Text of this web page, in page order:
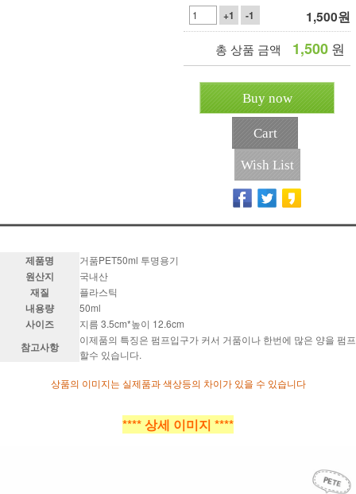
+1 -1 1,500원
총 상품 금액 1,500 원
Buy now
Cart
Wish List
제품명 거품PET50ml 투명용기
원산지 국내산
재질 플라스틱
내용량 50ml
사이즈 지름 3.5cm*높이 12.6cm
참고사항
이제품의 특징은 펌프입구가 커서 거품이나 한번에 많은 양을 펌프
할수 있습니다.
상품의 이미지는 실제품과 색상등의 차이가 있을 수 있습니다
**** 상세 이미지 ****